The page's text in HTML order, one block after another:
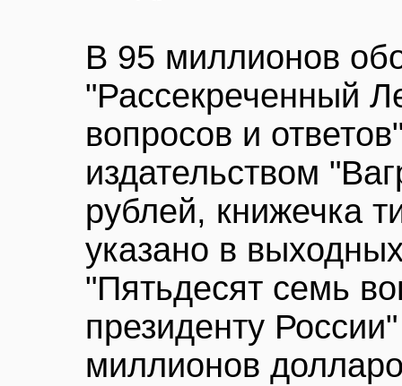
В 95 миллионов
"Рассекреченный
вопросов и
издательством
рублей, книжечка
указано в
"Пятьдесят семь
президенту
миллионов